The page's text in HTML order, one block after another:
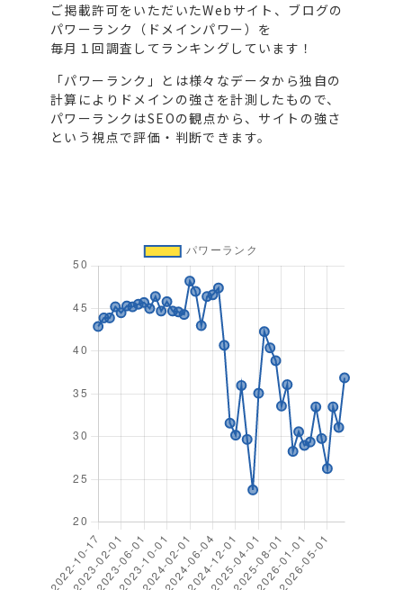
ご掲載許可をいただいたWebサイト、ブログの
パワーランク（ドメインパワー）を
毎月１回調査してランキングしています！
「パワーランク」とは様々なデータから独自の
計算によりドメインの強さを計測したもので、
パワーランクはSEOの観点から、サイトの強さ
という視点で評価・判断できます。